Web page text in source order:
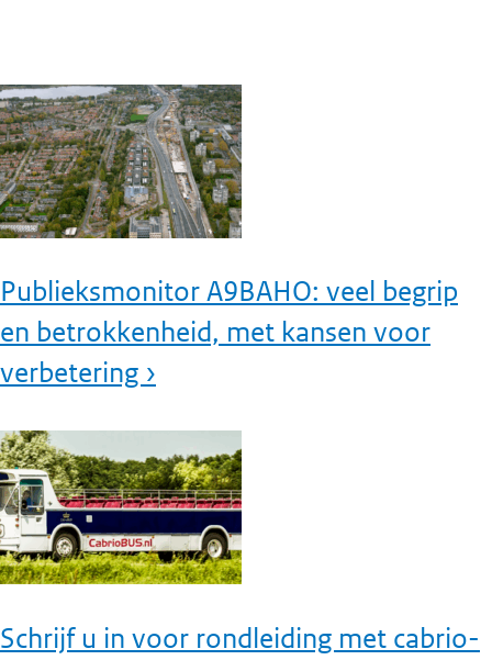
Publieksmonitor A9BAHO: veel begrip
en betrokkenheid, met kansen voor
verbetering ›
Schrijf u in voor rondleiding met cabrio-